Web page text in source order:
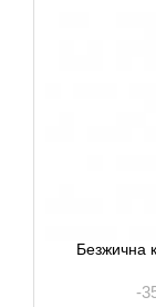
Безжична
-